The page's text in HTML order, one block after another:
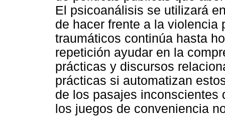
El psicoanálisis se utilizará
de hacer frente a la
traumáticos continúa hasta
repetición ayudar en la
prácticas y discursos
prácticas si automatizan
de los pasajes inconscientes
los juegos de conveniencia